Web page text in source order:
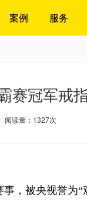
案例 服务
赛冠军戒
阅读量：1327次
，被央视誉为“